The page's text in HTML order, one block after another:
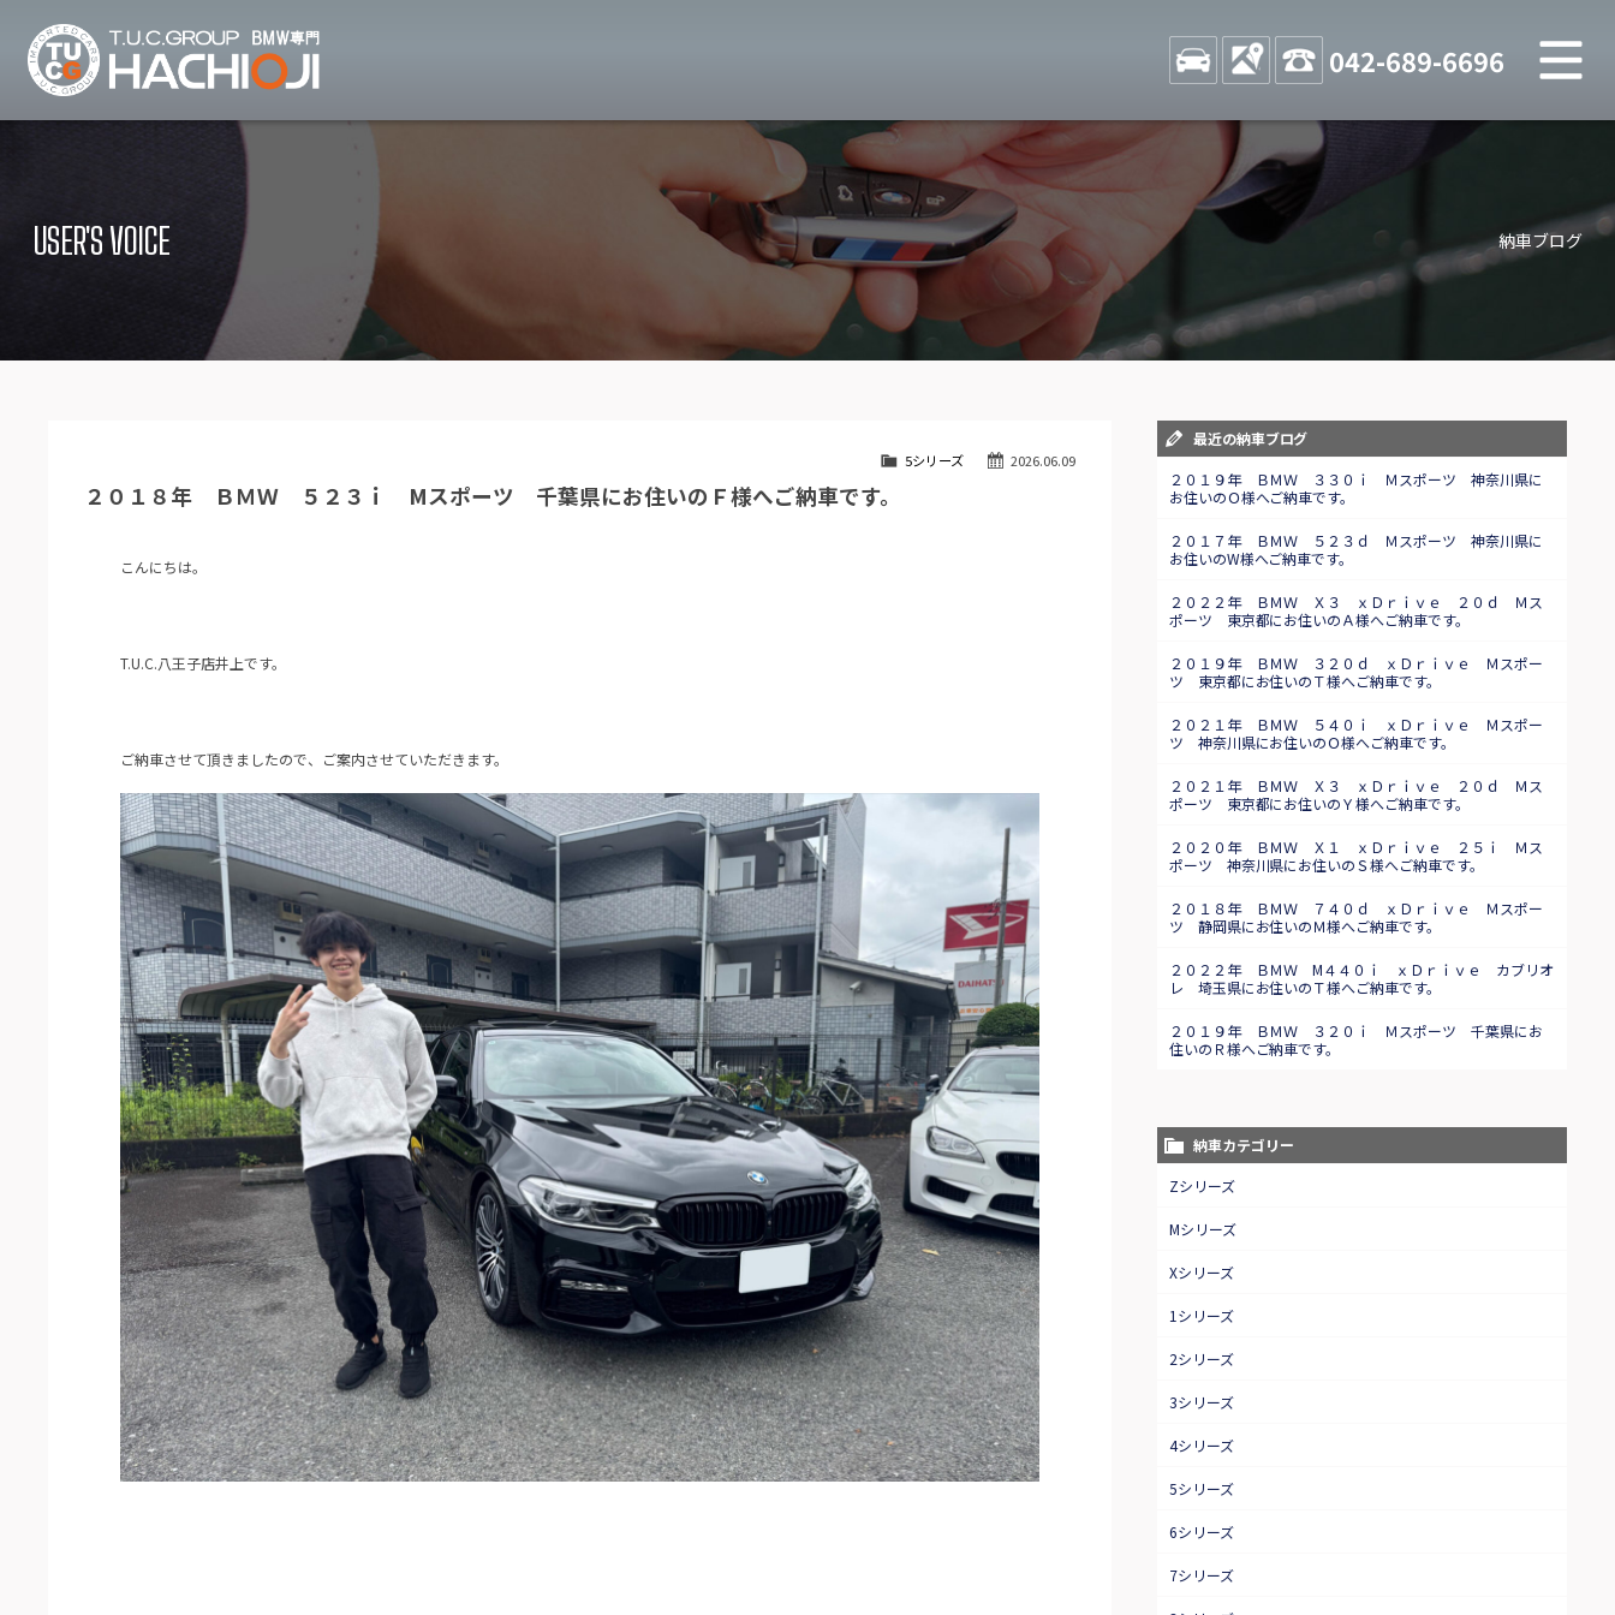
STOCK ACCESS 042-689-6696
目玉車両一覧
Features Stock list
店舗紹介
保証＆サービス 全国納車
Delivery service
買取無料査定
スタッフblog
Staff blog
会社概要
USER'S VOICE 納車ブログ
2026.06.09
5シリーズ
２０１８年 ＢＭＷ ５２３ｉ Mスポーツ 千葉県にお住いのＦ様へご納車です。
こんにちは。
T.U.C.八王子店井上です。
ご納車させて頂きましたので、ご案内させていただきます。
最近の納車ブログ
２０１９年 ＢＭＷ ３３０ｉ Ｍスポーツ 神奈川県に
お住いのＯ様へご納車です。
２０１７年 ＢＭＷ ５２３ｄ Ｍスポーツ 神奈川県に
お住いのW様へご納車です。
２０２２年 ＢＭＷ Ｘ３ ｘＤｒｉｖｅ ２０ｄ Ｍス
ポーツ 東京都にお住いのＡ様へご納車です。
２０１９年 ＢＭＷ ３２０ｄ ｘＤｒｉｖｅ Ｍスポー
ツ 東京都にお住いのＴ様へご納車です。
２０２１年 ＢＭＷ ５４０ｉ ｘＤｒｉｖｅ Ｍスポー
ツ 神奈川県にお住いのＯ様へご納車です。
２０２１年 ＢＭＷ Ｘ３ ｘＤｒｉｖｅ ２０ｄ Ｍス
ポーツ 東京都にお住いのＹ様へご納車です。
２０２０年 ＢＭＷ Ｘ１ ｘＤｒｉｖｅ ２５ｉ Ｍス
ポーツ 神奈川県にお住いのＳ様へご納車です。
２０１８年 ＢＭＷ ７４０ｄ ｘＤｒｉｖｅ Ｍスポー
ツ 静岡県にお住いのＭ様へご納車です。
２０２２年 ＢＭＷ M４４０ｉ ｘＤｒｉｖｅ カブリオ
レ 埼玉県にお住いのＴ様へご納車です。
２０１９年 ＢＭＷ ３２０ｉ Ｍスポーツ 千葉県にお
住いのＲ様へご納車です。
納車カテゴリー
Zシリーズ
Mシリーズ
Xシリーズ
1シリーズ
2シリーズ
3シリーズ
4シリーズ
5シリーズ
6シリーズ
7シリーズ